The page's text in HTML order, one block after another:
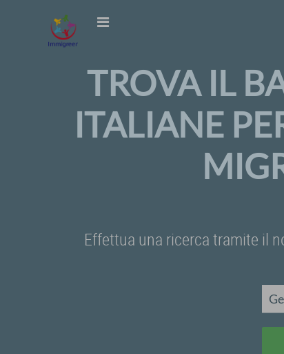
TROVA IL
ITALIANE
Effettua una ricerca tramite il